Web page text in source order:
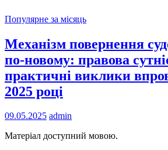
Популярне за місяць
Механізм повернення
по-новому: правова
практичні виклики
2025 році
09.05.2025 admin
Матеріал доступний мовою.